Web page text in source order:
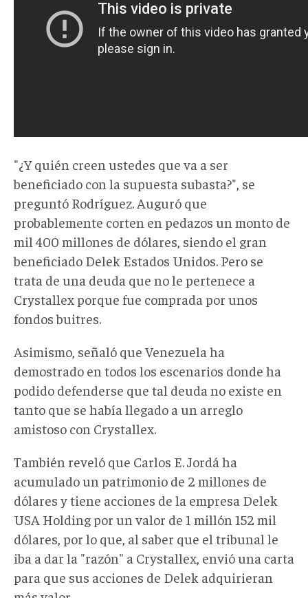
"¿Y quién creen ustedes que va a ser
beneficiado con la supuesta subasta?", se
preguntó Rodríguez. Auguró que
probablemente corten en pedazos un monto de
mil 400 millones de dólares, siendo el gran
beneficiado Delek Estados Unidos. Pero se
trata de una deuda que no le pertenece a
Crystallex porque fue comprada por unos
fondos buitres.
Asimismo, señaló que Venezuela ha
demostrado en todos los escenarios donde ha
podido defenderse que tal deuda no existe en
tanto que se había llegado a un arreglo
amistoso con Crystallex.
También reveló que Carlos E. Jordá ha
acumulado un patrimonio de 2 millones de
dólares y tiene acciones de la empresa Delek
USA Holding por un valor de 1 millón 152 mil
dólares, por lo que, al saber que el tribunal le
iba a dar la "razón" a Crystallex, envió una carta
para que sus acciones de Delek adquirieran